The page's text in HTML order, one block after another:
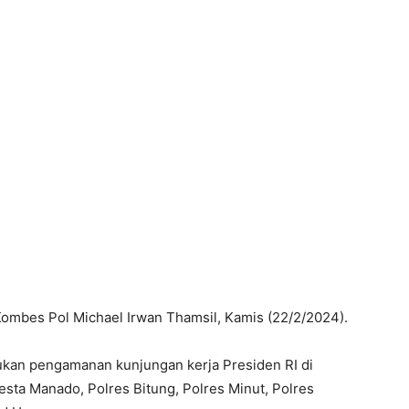
Pol Michael Irwan Thamsil, Kamis (22/2/2024).
pengamanan kunjungan kerja Presiden RI di
Manado, Polres Bitung, Polres Minut, Polres